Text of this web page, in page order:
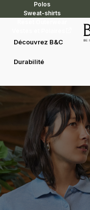
Polos
Sweat-shirts
Découvrez B&C
Durabilité
Conçu